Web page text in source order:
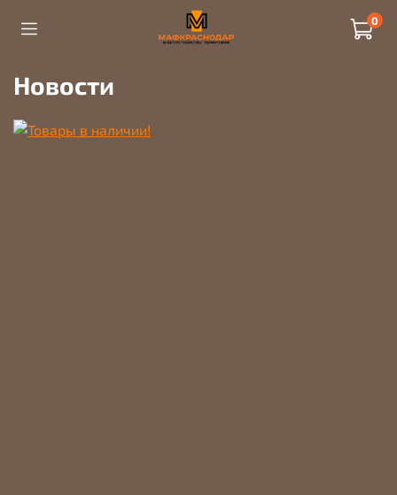
0
Новости